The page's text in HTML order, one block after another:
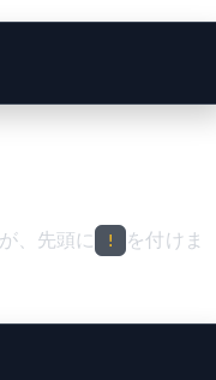
、先頭に !
を付けま